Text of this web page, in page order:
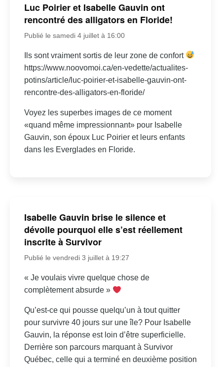
Luc Poirier et Isabelle Gauvin ont
rencontré des alligators en Floride!
Publié le samedi 4 juillet à 16:00
Ils sont vraiment sortis de leur zone de confort
https://www.noovomoi.ca/en-vedette/actualites-
potins/article/luc-poirier-et-isabelle-gauvin-ont-
rencontre-des-alligators-en-floride/
Voyez les superbes images de ce moment
«quand même impressionnant» pour Isabelle
Gauvin, son époux Luc Poirier et leurs enfants
dans les Everglades en Floride.
Isabelle Gauvin brise le silence et
dévoile pourquoi elle s’est réellement
inscrite à Survivor
Publié le vendredi 3 juillet à 19:27
« Je voulais vivre quelque chose de
complètement absurde »
Qu’est-ce qui pousse quelqu’un à tout quitter
pour survivre 40 jours sur une île? Pour Isabelle
Gauvin, la réponse est loin d’être superficielle.
Derrière son parcours marquant à Survivor
Québec, celle qui a terminé en deuxième position